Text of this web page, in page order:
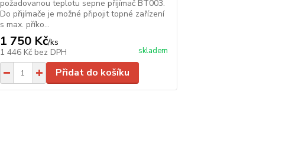
požadovanou teplotu sepne přijímač BT003.
Do přijímače je možné připojit topné zařízení
s max. příko...
1 750 Kč/ks
1 446 Kč bez DPH skladem
Přidat do košíku